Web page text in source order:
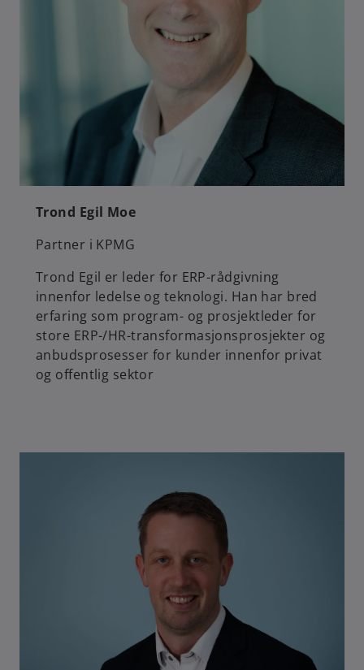
Trond Egil Moe
Partner i KPMG
Trond Egil er leder for ERP-rådgivning
innenfor ledelse og teknologi. Han har bred
erfaring som program- og prosjektleder for
store ERP-/HR-transformasjonsprosjekter og
anbudsprosesser for kunder innenfor privat
og offentlig sektor